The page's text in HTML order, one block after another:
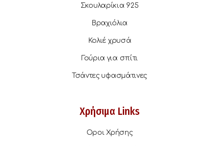
Σκουλαρίκια 925
Βραχιόλια
Κολιέ χρυσά
Γούρια για σπίτι
Τσάντες υφασμάτινες
Χρήσιμα Links
Οροι Χρήσης